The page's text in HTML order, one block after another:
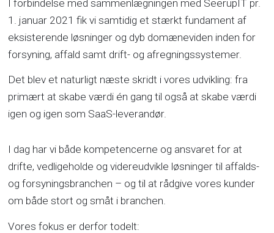
I forbindelse med sammenlægningen med SeerupIT pr.
1. januar 2021 fik vi samtidig et stærkt fundament af
eksisterende løsninger og dyb domæneviden inden for
forsyning, affald samt drift- og afregningssystemer.
Det blev et naturligt næste skridt i vores udvikling: fra
primært at skabe værdi én gang til også at skabe værdi
igen og igen som SaaS-leverandør.
I dag har vi både kompetencerne og ansvaret for at
drifte, vedligeholde og videreudvikle løsninger til affalds-
og forsyningsbranchen – og til at rådgive vores kunder
om både stort og småt i branchen.
Vores fokus er derfor todelt: